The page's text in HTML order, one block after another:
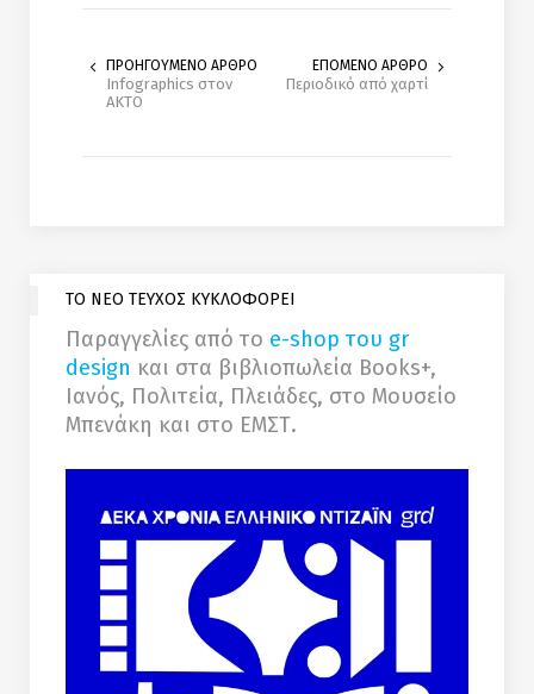
ΠΡΟΗΓΟΥΜΕΝΟ ΑΡΘΡΟ
Infographics στον
ΑΚΤΟ
ΕΠΟΜΕΝΟ ΑΡΘΡΟ
Περιοδικό από χαρτί
ΤΟ ΝΕΟ ΤΕΥΧΟΣ ΚΥΚΛΟΦΟΡΕΙ
Παραγγελίες από το e-shop του gr
design και στα βιβλιοπωλεία Books+,
Ιανός, Πολιτεία, Πλειάδες, στο Μουσείο
Μπενάκη και στο ΕΜΣΤ.